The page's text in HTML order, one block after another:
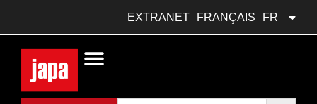
FRANÇAIS FR
POLSKI
PL
EXTRANET